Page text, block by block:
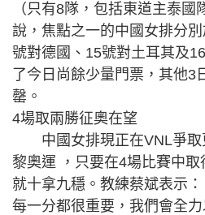
（只有8隊，包括東道主泰國
說，焦點之一的中國女排分
號對德國、15號對土耳其及
了今日尚餘少量門票，其他3
罄。
4場取兩勝征奧在望
中國女排現正在VNL爭取
黎奧運 ，只要在4場比賽中
就十拿九穩。教練蔡斌表示
每一分都很重要，我們會全